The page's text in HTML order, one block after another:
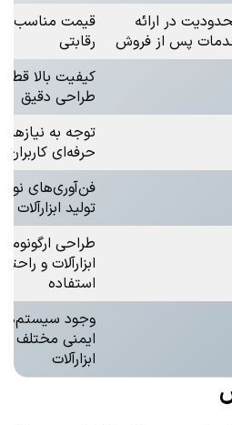
در ارائه
پس از فروش
قیمت مناسب و
رقابتی
کیفیت بالا
طراحی دقیق
توجه به نیازهای
حرفه‌ای کاربران
فن‌آوری‌های
تولید ابزارآلات
طراحی
ابزارآلات و راحتی
استفاده
وجود
ایمنی مختلف در
ابزارآلات